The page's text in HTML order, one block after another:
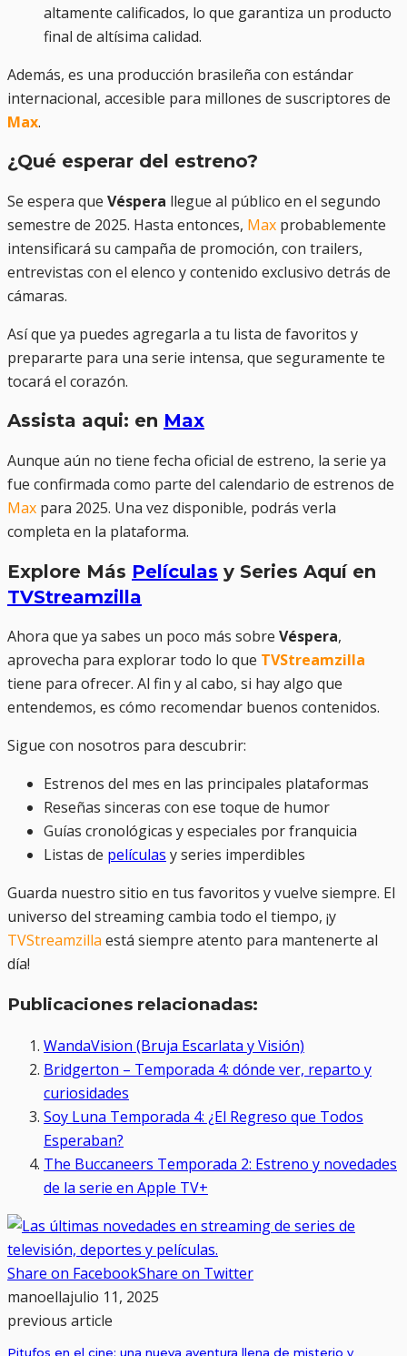
altamente calificados, lo que garantiza un producto
final de altísima calidad.
Además, es una producción brasileña con estándar
internacional, accesible para millones de suscriptores de
Max.
¿Qué esperar del estreno?
Se espera que Véspera llegue al público en el segundo
semestre de 2025. Hasta entonces, Max probablemente
intensificará su campaña de promoción, con trailers,
entrevistas con el elenco y contenido exclusivo detrás de
cámaras.
Así que ya puedes agregarla a tu lista de favoritos y
prepararte para una serie intensa, que seguramente te
tocará el corazón.
Assista aqui: en Max
Aunque aún no tiene fecha oficial de estreno, la serie ya
fue confirmada como parte del calendario de estrenos de
Max para 2025. Una vez disponible, podrás verla
completa en la plataforma.
Explore Más Películas y Series Aquí en
TVStreamzilla
Ahora que ya sabes un poco más sobre Véspera,
aprovecha para explorar todo lo que TVStreamzilla
tiene para ofrecer. Al fin y al cabo, si hay algo que
entendemos, es cómo recomendar buenos contenidos.
Sigue con nosotros para descubrir:
Estrenos del mes en las principales plataformas
Reseñas sinceras con ese toque de humor
Guías cronológicas y especiales por franquicia
Listas de películas y series imperdibles
Guarda nuestro sitio en tus favoritos y vuelve siempre. El
universo del streaming cambia todo el tiempo, ¡y
TVStreamzilla está siempre atento para mantenerte al
día!
Publicaciones relacionadas:
WandaVision (Bruja Escarlata y Visión)
Bridgerton – Temporada 4: dónde ver, reparto y
curiosidades
Soy Luna Temporada 4: ¿El Regreso que Todos
Esperaban?
The Buccaneers Temporada 2: Estreno y novedades
de la serie en Apple TV+
Share on FacebookShare on Twitter
manoellajulio 11, 2025
previous article
Pitufos en el cine: una nueva aventura llena de misterio y